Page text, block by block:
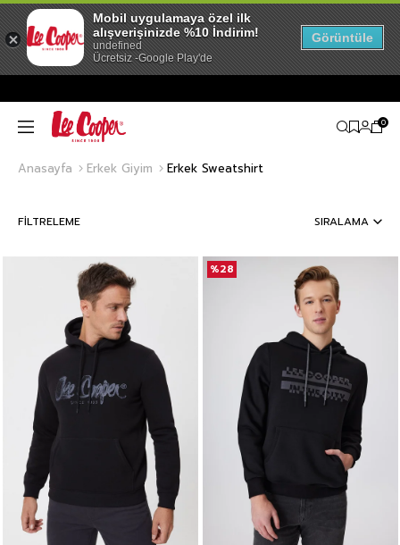
0
Anasayfa Erkek Giyim Erkek Sweatshirt
FILTRELEME SIRALAMA
%28
Mobil uygulamaya özel ilk
alışverişinizde %10 İndirim!
undefined
Ücretsiz -Google Play'de
Görüntüle